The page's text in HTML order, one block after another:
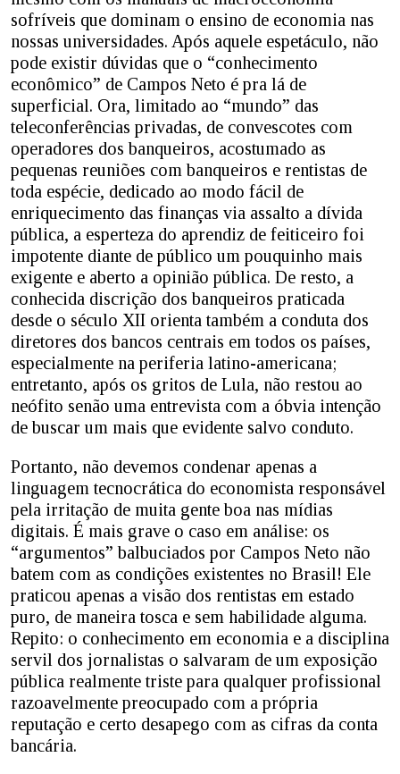
sofríveis que dominam o ensino de economia nas
nossas universidades. Após aquele espetáculo, não
pode existir dúvidas que o “conhecimento
econômico” de Campos Neto é pra lá de
superficial. Ora, limitado ao “mundo” das
teleconferências privadas, de convescotes com
operadores dos banqueiros, acostumado as
pequenas reuniões com banqueiros e rentistas de
toda espécie, dedicado ao modo fácil de
enriquecimento das finanças via assalto a dívida
pública, a esperteza do aprendiz de feiticeiro foi
impotente diante de público um pouquinho mais
exigente e aberto a opinião pública. De resto, a
conhecida discrição dos banqueiros praticada
desde o século XII orienta também a conduta dos
diretores dos bancos centrais em todos os países,
especialmente na periferia latino-americana;
entretanto, após os gritos de Lula, não restou ao
neófito senão uma entrevista com a óbvia intenção
de buscar um mais que evidente salvo conduto.
Portanto, não devemos condenar apenas a
linguagem tecnocrática do economista responsável
pela irritação de muita gente boa nas mídias
digitais. É mais grave o caso em análise: os
“argumentos” balbuciados por Campos Neto não
batem com as condições existentes no Brasil! Ele
praticou apenas a visão dos rentistas em estado
puro, de maneira tosca e sem habilidade alguma.
Repito: o conhecimento em economia e a disciplina
servil dos jornalistas o salvaram de um exposição
pública realmente triste para qualquer profissional
razoavelmente preocupado com a própria
reputação e certo desapego com as cifras da conta
bancária.